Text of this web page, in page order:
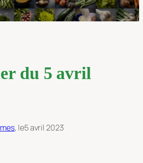
du 5 avril
, le5 avril 2023